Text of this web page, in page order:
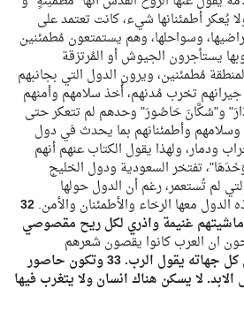
يُعكر أطمئنانها شيء، كانت تعتمد على
وسواحلها، وهم يستمتعون مُطمئنين
يستأجرون الجيوش أو المُرتزقة
مُطمئنين، ويرون الدول التي بجانبهم
تخرب مُدنهم، أُخذ سلامهم وأمنهم
و"سُكَّانَ حَاصُورَ" وحدهم لم تتعكر حتى
وسلامهم وأطمئنانهم بما يحدث في دول
ودمار، ولهذا يقول الكتاب عنهم أنهم
تفتخر السعودية ودول الخليج
لم تُستعمر، رغم أن الدول حولها
الدول معها الرخاء والأطمئنان والأمن.32
ماشيتهم غنيمة واذري لكل ريح مقصوصي
ان العرب كانوا يقصون شعرهم
وآتي بهلاكهم من كل جهاته يقول الرب. 33 وتكون حاصور
لا يسكن هناك انسان ولا يتغرب فيها